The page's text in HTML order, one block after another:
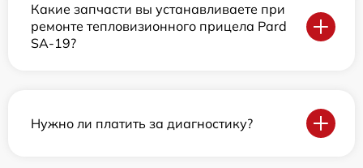
Какие запчасти вы устанавливаете при
ремонте тепловизионного прицела Pard
SA-19?
Нужно ли платить за диагностику?